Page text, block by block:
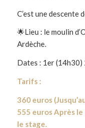
C’est une descente
🌟Lieu : le moulin
Ardèche.
Dates : 1er (14h30)
Tarifs :
360 euros
555 euros Après
le stage.